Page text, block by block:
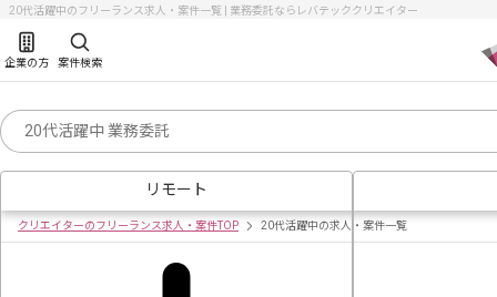
20代活躍中のフリーランス求人・案件一覧 | 業務委託ならレバテッククリエイター
企業の方 案件検索
リモート
クリエイターのフリーランス求人・案件TOP 20代活躍中の求人・案件一覧